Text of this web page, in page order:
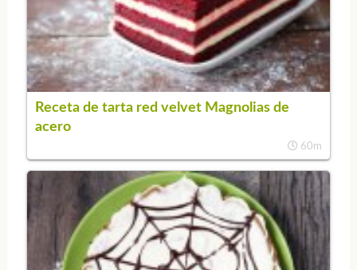
Receta de tarta red velvet Magnolias de
acero
60m